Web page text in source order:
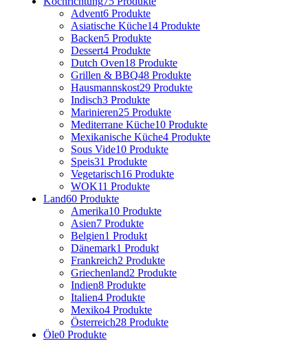
Advent6 Produkte
Asiatische Küche14 Produkte
Backen5 Produkte
Dessert4 Produkte
Dutch Oven18 Produkte
Grillen & BBQ48 Produkte
Hausmannskost29 Produkte
Indisch3 Produkte
Marinieren25 Produkte
Mediterrane Küche10 Produkte
Mexikanische Küche4 Produkte
Sous Vide10 Produkte
Speis31 Produkte
Vegetarisch16 Produkte
WOK11 Produkte
Land60 Produkte
Amerika10 Produkte
Asien7 Produkte
Belgien1 Produkt
Dänemark1 Produkt
Frankreich2 Produkte
Griechenland2 Produkte
Indien8 Produkte
Italien4 Produkte
Mexiko4 Produkte
Österreich28 Produkte
Öle0 Produkte